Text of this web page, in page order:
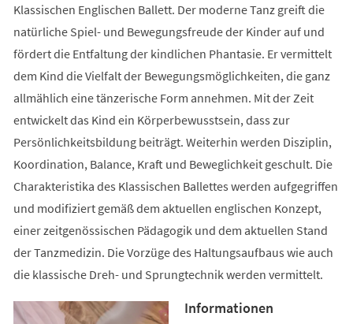
Klassischen Englischen Ballett. Der moderne Tanz greift die
natürliche Spiel- und Bewegungsfreude der Kinder auf und
fördert die Entfaltung der kindlichen Phantasie. Er vermittelt
dem Kind die Vielfalt der Bewegungsmöglichkeiten, die ganz
allmählich eine tänzerische Form annehmen. Mit der Zeit
entwickelt das Kind ein Körperbewusstsein, dass zur
Persönlichkeitsbildung beiträgt. Weiterhin werden Disziplin,
Koordination, Balance, Kraft und Beweglichkeit geschult. Die
Charakteristika des Klassischen Ballettes werden aufgegriffen
und modifiziert gemäß dem aktuellen englischen Konzept,
einer zeitgenössischen Pädagogik und dem aktuellen Stand
der Tanzmedizin. Die Vorzüge des Haltungsaufbaus wie auch
die klassische Dreh- und Sprungtechnik werden vermittelt.
Informationen